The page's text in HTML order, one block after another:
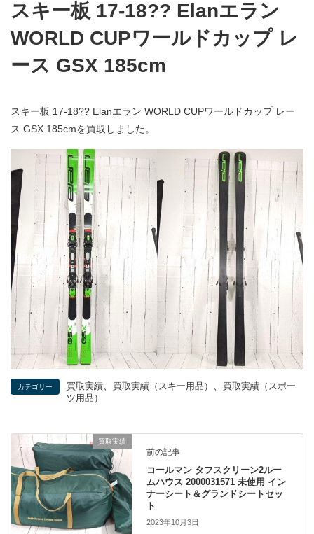
スキー板 17-18?? Elanエラン
WORLD CUPワールドカップ レ
ース GSX 185cm
スキー板 17-18?? Elanエラン WORLD CUPワールドカップ レー
ス GSX 185cmを買取しました。
カテゴリー 買取実績 買取実績（スキー用品）
買取実績（スポー
ツ用品）
買取実績
前の記事
コールマン タフスクリーン2ルー
ムハウス 2000031571 未使用 イン
ナーシート＆グランドシートセッ
ト
2023年10月3日